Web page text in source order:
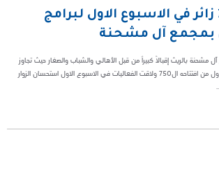
اكثر من 750 زائر في الاسبوع الاول لبرامج
بمجمع آل مشحنة
مشحنة بالريث إقبالاً كبيراً من قبل الأهالي والشباب والصغار حيث تجاوز
عدد الزوار في الاسبوع الاول من افتتاحه ال750 ولاقت الفعاليات في الاسبوع الاول استحسان الزوار